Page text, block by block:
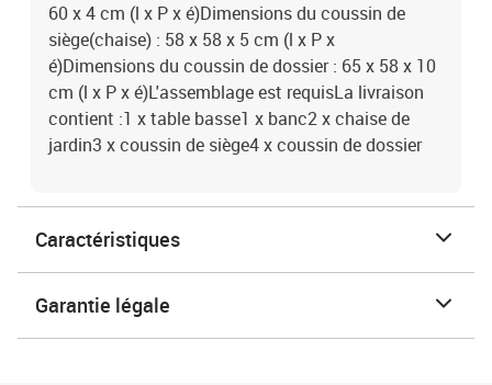
60 x 4 cm (l x P x é)Dimensions du coussin de
siège(chaise) : 58 x 58 x 5 cm (l x P x
é)Dimensions du coussin de dossier : 65 x 58 x 10
cm (l x P x é)L'assemblage est requisLa livraison
contient :1 x table basse1 x banc2 x chaise de
jardin3 x coussin de siège4 x coussin de dossier
Caractéristiques
Garantie légale